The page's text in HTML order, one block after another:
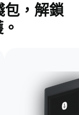
包，解鎖